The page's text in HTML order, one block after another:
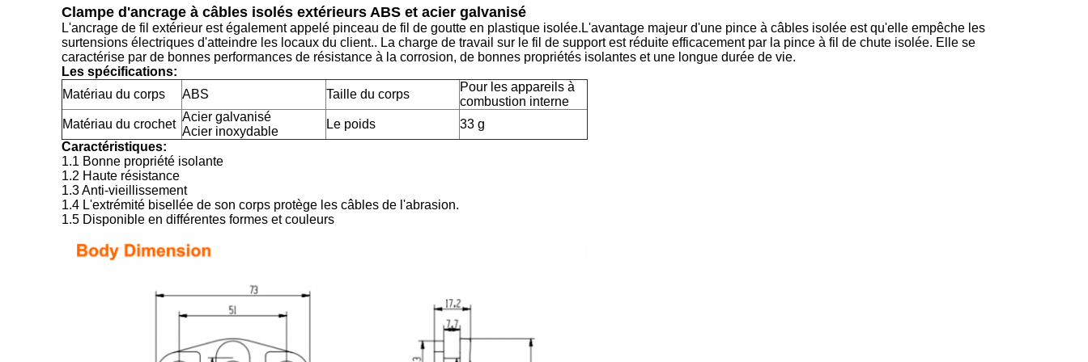
Clampe d'ancrage à câbles isolés extérieurs ABS et acier galvanisé
L'ancrage de fil extérieur est également appelé pinceau de fil de goutte en plastique isolée.L'avantage majeur d'une pince à câbles isolée est qu'elle empêche les
surtensions électriques d'atteindre les locaux du client.. La charge de travail sur le fil de support est réduite efficacement par la pince à fil de chute isolée. Elle se
caractérise par de bonnes performances de résistance à la corrosion, de bonnes propriétés isolantes et une longue durée de vie.
Les spécifications:
Matériau du corps
ABS Taille du corps
Pour les appareils à
combustion interne
Matériau du crochet
Acier galvanisé
Acier inoxydable
Le poids
33 g
Caractéristiques:
1.1 Bonne propriété isolante
1.2 Haute résistance
1.3 Anti-vieillissement
1.4 L'extrémité bisellée de son corps protège les câbles de l'abrasion.
1.5 Disponible en différentes formes et couleurs